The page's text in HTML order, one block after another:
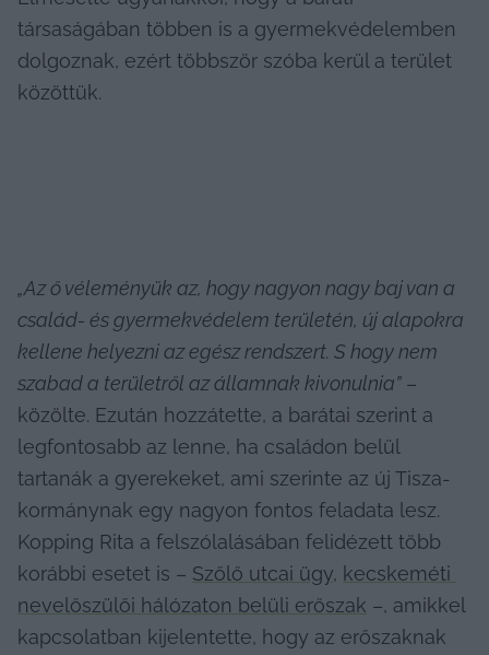
társaságában többen is a gyermekvédelemben
dolgoznak, ezért többször szóba kerül a terület
közöttük.
„Az ő véleményük az, hogy nagyon nagy baj van a
család- és gyermekvédelem területén, új alapokra
kellene helyezni az egész rendszert. S hogy nem
szabad a területről az államnak kivonulnia” –
közölte. Ezután hozzátette, a barátai szerint a
legfontosabb az lenne, ha családon belül
tartanák a gyerekeket, ami szerinte az új Tisza-
kormánynak egy nagyon fontos feladata lesz.
Kopping Rita a felszólalásában felidézett több
korábbi esetet is – Szőlő utcai ügy, kecskeméti
nevelőszülői hálózaton belüli erőszak –, amikkel
kapcsolatban kijelentette, hogy az erőszaknak